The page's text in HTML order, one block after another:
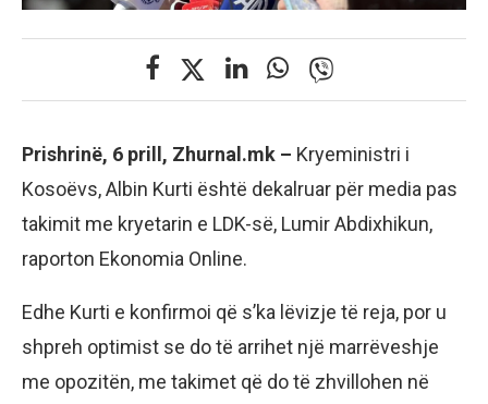
Prishrinë, 6 prill, Zhurnal.mk – Kryeministri i
Kosoëvs, Albin Kurti është dekalruar për media pas
takimit me kryetarin e LDK-së, Lumir Abdixhikun,
raporton Ekonomia Online.
Edhe Kurti e konfirmoi që s’ka lëvizje të reja, por u
shpreh optimist se do të arrihet një marrëveshje
me opozitën, me takimet që do të zhvillohen në